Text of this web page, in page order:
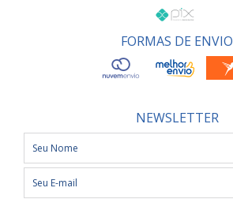
FORMAS DE ENVIO
NEWSLETTER